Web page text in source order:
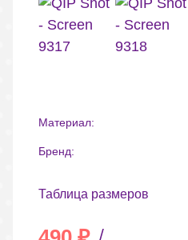
Материал:
Бренд:
Таблица размеров
/